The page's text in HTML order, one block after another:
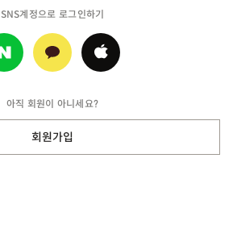
SNS계정으로 로그인하기
아직 회원이 아니세요?
회원가입